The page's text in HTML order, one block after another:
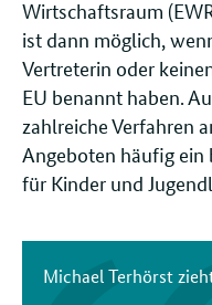
Wirtschaftsraum
ist dann möglich,
Vertreterin oder
EU benannt haben.
zahlreiche Verfahren
Angeboten häufig ein
für Kinder und
Michael Terhörst